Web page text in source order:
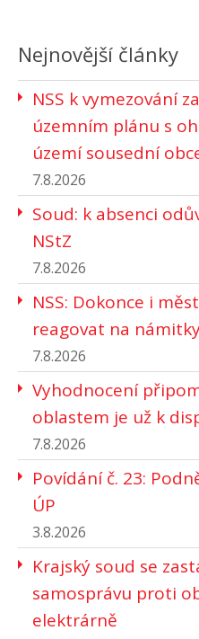
Nejnovější články
NSS k vymezování
územním plánu s
území sousední
7.8.2026
Soud: k absenci
NStZ
7.8.2026
NSS: Dokonce i
reagovat na
7.8.2026
Vyhodnocení
oblastem je už k
7.8.2026
Povídání č. 23:
ÚP
3.8.2026
Krajský soud se
samosprávu proti
elektrárně